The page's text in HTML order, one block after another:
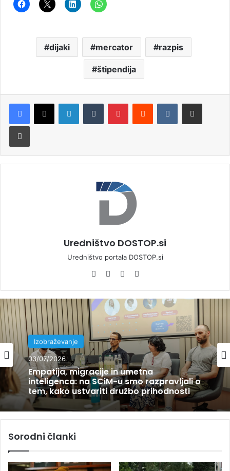
dijaki mercator razpis
štipendija
Uredništvo DOSTOP.si
Uredništvo portala DOSTOP.si
We
te
Fa
bo
ok
Yo
ub
e
ra
m
Izobraževanje
03/07/2026
Empatija, migracije in umetna
inteligenca: na SCiM-u smo razpravljali o
tem, kako ustvariti družbo prihodnosti
Sorodni članki